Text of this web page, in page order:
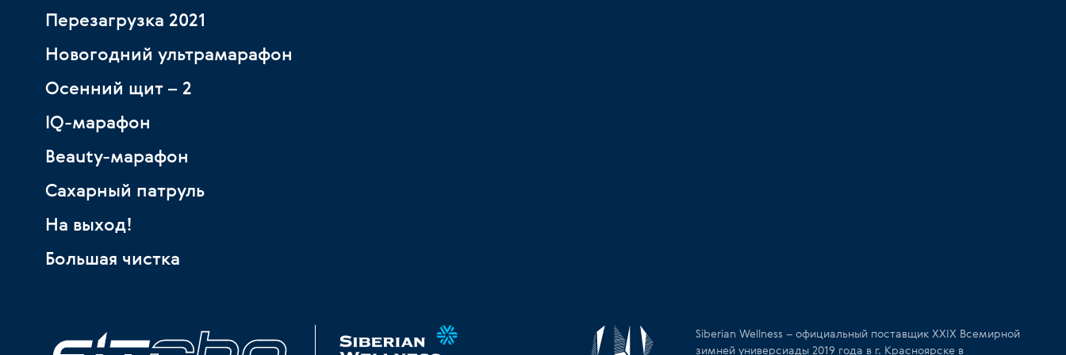
Перезагрузка 2021
Новогодний ультрамарафон
Осенний щит – 2
IQ-марафон
Beauty-марафон
Сахарный патруль
На выход!
Большая чистка
Siberian Wellness – официальный поставщик XXIX Всемирной
зимней универсиады 2019 года в г. Красноярске в